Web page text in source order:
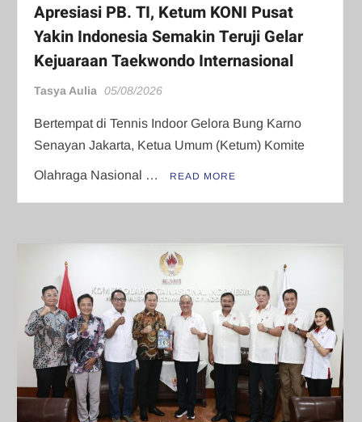
Apresiasi PB. TI, Ketum KONI Pusat
Yakin Indonesia Semakin Teruji Gelar
Kejuaraan Taekwondo Internasional
Tasya Aulia 05/08/2026
Bertempat di Tennis Indoor Gelora Bung Karno
Senayan Jakarta, Ketua Umum (Ketum) Komite
Olahraga Nasional … READ MORE